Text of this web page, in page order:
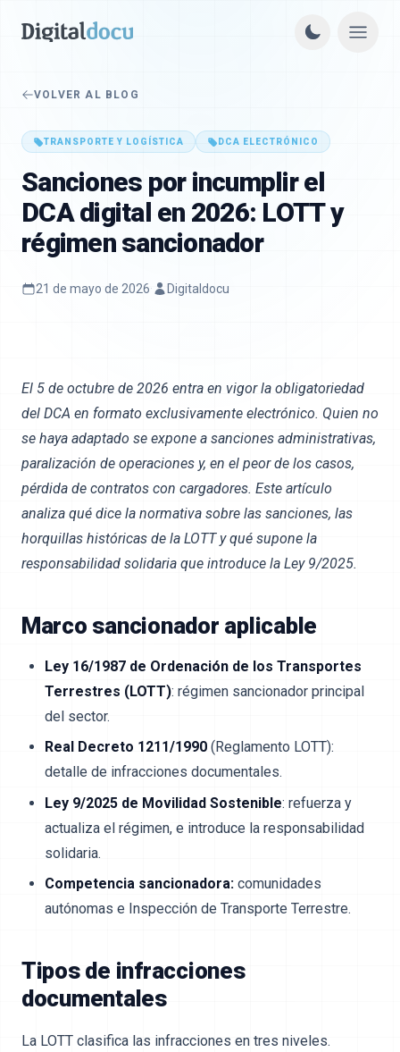
VOLVER AL BLOG
TRANSPORTE Y LOGÍSTICA DCA ELECTRÓNICO
Sanciones por incumplir el
DCA digital en 2026: LOTT y
régimen sancionador
21 de mayo de 2026· Digitaldocu
El 5 de octubre de 2026 entra en vigor la obligatoriedad
del DCA en formato exclusivamente electrónico. Quien no
se haya adaptado se expone a sanciones administrativas,
paralización de operaciones y, en el peor de los casos,
pérdida de contratos con cargadores. Este artículo
analiza qué dice la normativa sobre las sanciones, las
horquillas históricas de la LOTT y qué supone la
responsabilidad solidaria que introduce la Ley 9/2025.
Marco sancionador aplicable
Ley 16/1987 de Ordenación de los Transportes
Terrestres (LOTT): régimen sancionador principal
del sector.
Real Decreto 1211/1990(Reglamento LOTT):
detalle de infracciones documentales.
Ley 9/2025 de Movilidad Sostenible: refuerza y
actualiza el régimen, e introduce la responsabilidad
solidaria.
Competencia sancionadora:comunidades
autónomas e Inspección de Transporte Terrestre.
Tipos de infracciones
documentales
La LOTT clasifica las infracciones en tres niveles.